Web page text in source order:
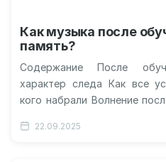
Как музыка после
память?
Содержание После
характер следа Как все
кого набрали Волнение
22.09.2025